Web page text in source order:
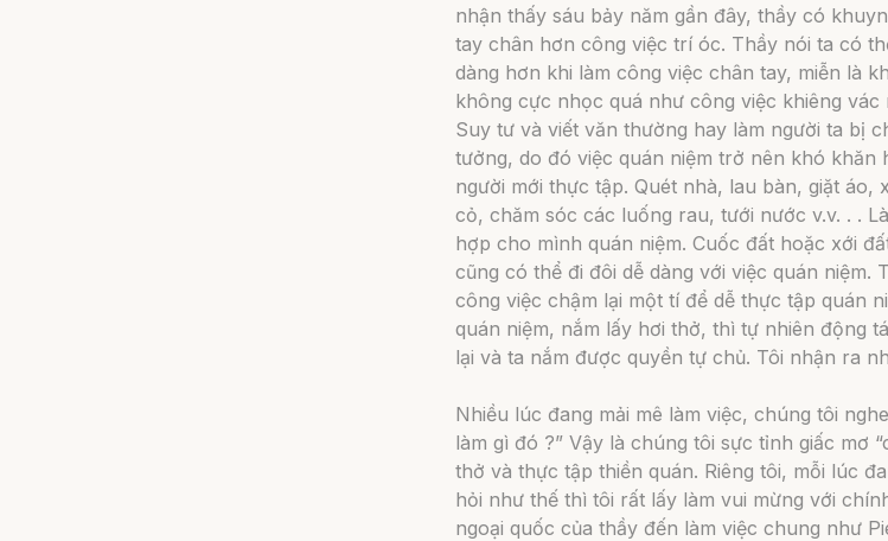
nhận thấy sáu bảy năm gần đây, thầy có
tay chân hơn công việc trí óc. Thầy nói ta có
dàng hơn khi làm công việc chân tay, miễn là
không cực nhọc quá như công việc khiêng vác
Suy tư và viết văn thường hay làm người ta bị
tưởng, do đó việc quán niệm trở nên khó khăn
người mới thực tập. Quét nhà, lau bàn, giặt áo,
cỏ, chăm sóc các luống rau, tưới nước v.v. . .
hợp cho mình quán niệm. Cuốc đất hoặc xới
cũng có thể đi đôi dễ dàng với việc quán niệm.
công việc chậm lại một tí để dễ thực tập quán
quán niệm, nắm lấy hơi thở, thì tự nhiên động
lại và ta nắm được quyền tự chủ. Tôi nhận ra
Nhiều lúc đang mải mê làm việc, chúng tôi
làm gì đó ?” Vậy là chúng tôi sực tỉnh giấc mơ
thở và thực tập thiền quán. Riêng tôi, mỗi lúc
hỏi như thế thì tôi rất lấy làm vui mừng với
ngoại quốc của thầy đến làm việc chung như